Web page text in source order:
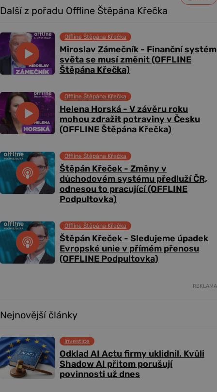
Další z pořadu Offline Štěpána Křečka
Miroslav Zámečník - Finanční systém
světa se musí změnit (OFFLINE
Štěpána Křečka)
Offline Štěpána Křečka
Helena Horská - V závěru roku
mohou zdražit potraviny v Česku
(OFFLINE Štěpána Křečka)
Offline Štěpána Křečka
Štěpán Křeček - Změny v
důchodovém systému předluží ČR,
odnesou to pracující (OFFLINE
Podpultovka)
Offline Štěpána Křečka
Štěpán Křeček - Sledujeme úpadek
Evropské unie v přímém přenosu
(OFFLINE Podpultovka)
Offline Štěpána Křečka
REKLAMA
Nejnovější články
Odklad AI Actu firmy uklidnil. Kvůli
Shadow AI přitom porušují
povinnosti už dnes
Investice